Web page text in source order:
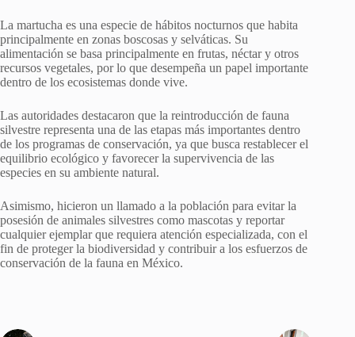
La martucha es una especie de hábitos nocturnos que habita
principalmente en zonas boscosas y selváticas. Su
alimentación se basa principalmente en frutas, néctar y otros
recursos vegetales, por lo que desempeña un papel importante
dentro de los ecosistemas donde vive.
Las autoridades destacaron que la reintroducción de fauna
silvestre representa una de las etapas más importantes dentro
de los programas de conservación, ya que busca restablecer el
equilibrio ecológico y favorecer la supervivencia de las
especies en su ambiente natural.
Asimismo, hicieron un llamado a la población para evitar la
posesión de animales silvestres como mascotas y reportar
cualquier ejemplar que requiera atención especializada, con el
fin de proteger la biodiversidad y contribuir a los esfuerzos de
conservación de la fauna en México.